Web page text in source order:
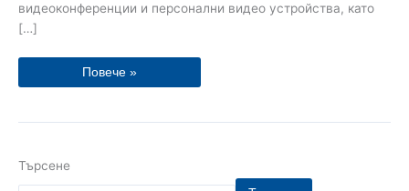
видеоконференции и персонални видео устройства, като
[…]
Повече »
Търсене